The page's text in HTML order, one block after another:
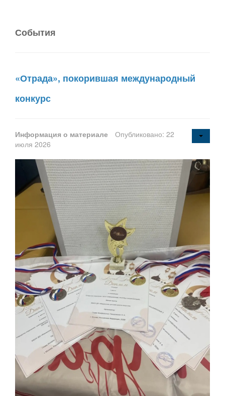
События
«Отрада», покорившая международный
конкурс
Информация о материале
Опубликовано: 22
июля 2026